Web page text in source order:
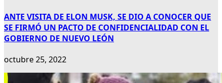
ANTE VISITA DE ELON MUSK, SE DIO A CONOCER QUE
SE FIRMÓ UN PACTO DE CONFIDENCIALIDAD CON EL
GOBIERNO DE NUEVO LEÓN
octubre 25, 2022